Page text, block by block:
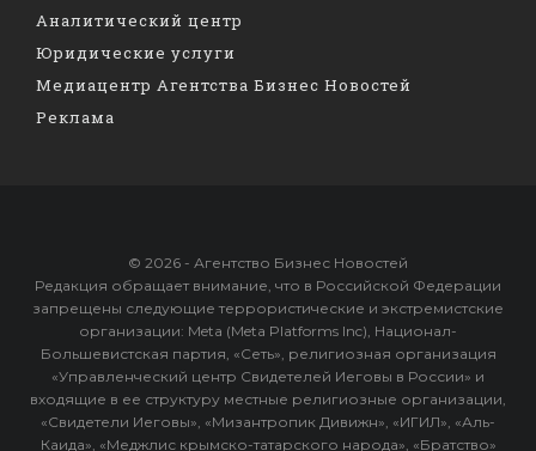
Аналитический центр
Юридические услуги
Медиацентр Агентства Бизнес Новостей
Реклама
© 2026 - Агентство Бизнес Новостей
Редакция обращает внимание, что в Российской Федерации
запрещены следующие террористические и экстремистские
организации: Meta (Meta Platforms Inc), Национал-
Большевистская партия, «Сеть», религиозная организация
«Управленческий центр Свидетелей Иеговы в России» и
входящие в ее структуру местные религиозные организации,
«Свидетели Иеговы», «Мизантропик Дивижн», «ИГИЛ», «Аль-
Каида», «Меджлис крымско-татарского народа», «Братство»